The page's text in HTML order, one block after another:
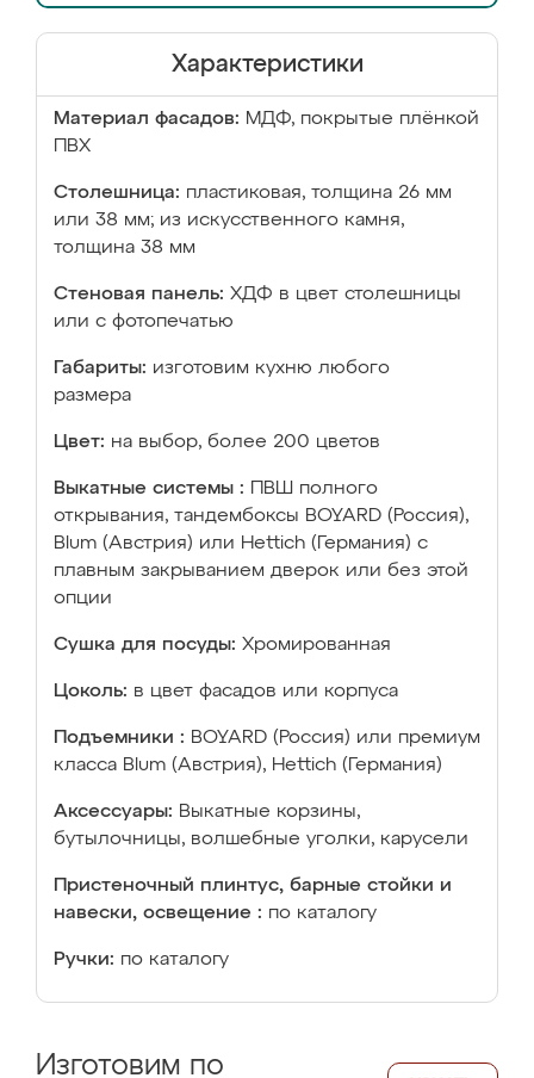
Характеристики
Материал фасадов: МДФ, покрытые плёнкой
ПВХ
Столешница: пластиковая, толщина 26 мм
или 38 мм; из искусственного камня,
толщина 38 мм
Стеновая панель: ХДФ в цвет столешницы
или с фотопечатью
Габариты: изготовим кухню любого
размера
Цвет: на выбор, более 200 цветов
Выкатные системы :
ПВШ полного
открывания, тандембоксы BOYARD (Россия),
Blum (Австрия) или Hettich (Германия) с
плавным закрыванием дверок или без этой
опции
Сушка для посуды: Хромированная
Цоколь: в цвет фасадов или корпуса
Подъемники : BOYARD (Россия) или премиум
класса Blum (Австрия), Hettich (Германия)
Аксессуары: Выкатные корзины,
бутылочницы, волшебные уголки, карусели
Пристеночный плинтус, барные стойки и
навески, освещение : по каталогу
Ручки: по каталогу
Изготовим по